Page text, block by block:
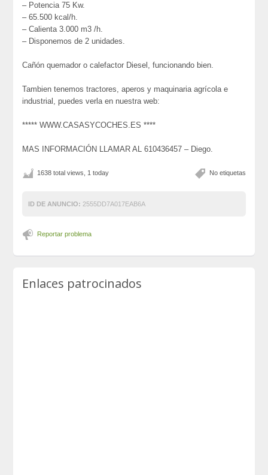
– Potencia 75 Kw.
– 65.500 kcal/h.
– Calienta 3.000 m3 /h.
– Disponemos de 2 unidades.
Cañón quemador o calefactor Diesel, funcionando bien.
Tambien tenemos tractores, aperos y maquinaria agrícola e
industrial, puedes verla en nuestra web:
***** WWW.CASASYCOCHES.ES ****
MAS INFORMACIÓN LLAMAR AL 610436457 – Diego.
No etiquetas
1638 total views, 1 today
ID DE ANUNCIO: 2555DD7A017EAB6A
Reportar problema
Enlaces patrocinados